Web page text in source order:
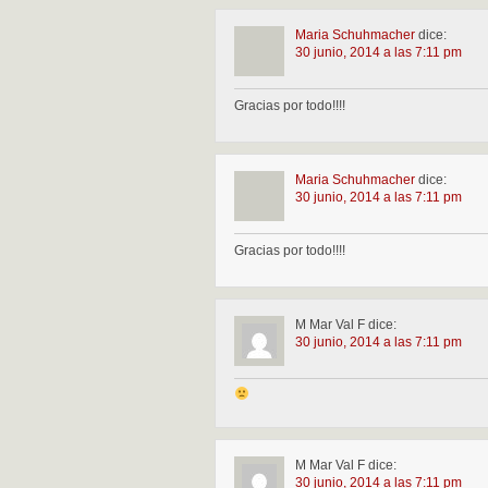
Maria Schuhmacher dice:
30 junio, 2014 a las 7:11 pm
Gracias por todo!!!!
Maria Schuhmacher dice:
30 junio, 2014 a las 7:11 pm
Gracias por todo!!!!
M Mar Val F dice:
30 junio, 2014 a las 7:11 pm
M Mar Val F dice:
30 junio, 2014 a las 7:11 pm